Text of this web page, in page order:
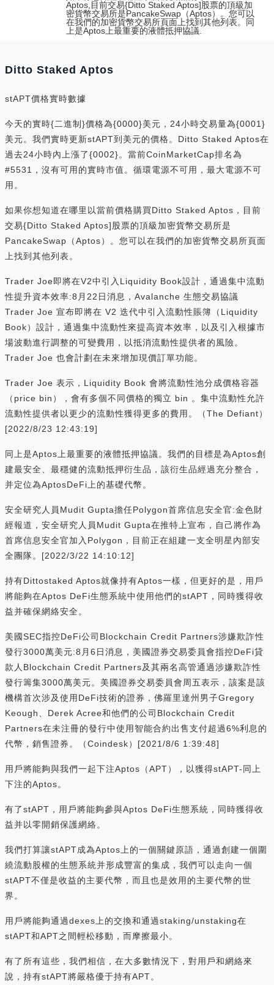
Aptos,目前交易{Ditto Staked Aptos]股票的頂級加
密貨幣交易所是PancakeSwap（Aptos）。您可以
在我們的加密貨幣交易所頁面上找到其他列表。同
上是Aptos上最重要的液體抵押協議.
Ditto Staked Aptos
stAPT價格實時數據
今天的實時{二進制}價格為{0000}美元，24小時交易量為{0001}
美元。我們實時更新stAPT到美元的價格。Ditto Staked Aptos在
過去24小時內上漲了{0002}。當前CoinMarketCap排名為
#5531，沒有可用的實時市值。循環電源不可用，最大電源不可
用。
如果你想知道在哪里以當前價格購買Ditto Staked Aptos，目前
交易{Ditto Staked Aptos]股票的頂級加密貨幣交易所是
PancakeSwap（Aptos）。您可以在我們的加密貨幣交易所頁面
上找到其他列表。
Trader Joe即將在V2中引入Liquidity Book設計，通過集中流動
性提升資本效率:8月22日消息，Avalanche 生態交易協議
Trader Joe 宣布即將在 V2 迭代中引入流動性賬簿（Liquidity
Book）設計，通過集中流動性來提高資本效率，以及引入根據市
場波動進行調整的可變費用，以抵消流動性提供者的風險。
Trader Joe 也會計劃在未來增加現價訂單功能。
Trader Joe 表示，Liquidity Book 會將流動性池分成價格容器
（price bin），會有多個不同價格的獨立 bin 。集中流動性允許
流動性提供者以更少的流動性獲得更多的費用。（The Defiant）
[2022/8/23 12:43:19]
同上是Aptos上最重要的液體抵押協議。我們的目標是為Aptos創
建最安全、最穩健的流動抵押衍生品，該衍生品經過充分整合，
并定位為AptosDeFi上的基礎代幣。
安全研究人員Mudit Gupta擔任Polygon首席信息安全官:金色財
經報道，安全研究人員Mudit Gupta在推特上宣布，自己將作為
首席信息安全官加入Polygon，目前正在組建一支全明星內部安
全團隊。[2022/3/22 14:10:12]
持有Dittostaked Aptos就像持有Aptos一樣，但更好的是，用戶
將能夠在Aptos DeFi生態系統中使用他們的stAPT，同時獲得收
益并確保網絡安全。
美國SEC指控DeFi公司Blockchain Credit Partners涉嫌欺詐性
發行3000萬美元:8月6日消息，美國證券交易委員會指控DeFi貸
款人Blockchain Credit Partners及其兩名高管通過涉嫌欺詐性
發行籌集3000萬美元。美國證券交易委員會周五表示，該案是該
機構首次涉及使用DeFi技術的證券，佛羅里達州男子Gregory
Keough、Derek Acree和他們的公司Blockchain Credit
Partners在未注冊的發行中使用智能合約出售支付超過6%利息的
代幣，銷售證券。（Coindesk）[2021/8/6 1:39:48]
用戶將能夠與我們一起下注Aptos（APT），以獲得stAPT-同上
下注的Aptos。
有了stAPT，用戶將能夠參與Aptos DeFi生態系統，同時獲得收
益并以零開銷保護網絡。
我們打算讓stAPT成為Aptos上的一個關鍵原語，通過創建一個圍
繞流動股權的生態系統并形成豐富的集成，我們可以走向一個
stAPT不僅是收益的主要代幣，而且也是效用的主要代幣的世
界。
用戶將能夠通過dexes上的交換和通過staking/unstaking在
stAPT和APT之間輕松移動，而摩擦最小。
有了所有這些，我們相信，在大多數情況下，對用戶和網絡來
說，持有stAPT將嚴格優于持有APT。